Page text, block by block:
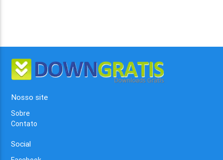
Nosso site
Sobre
Contato
Social